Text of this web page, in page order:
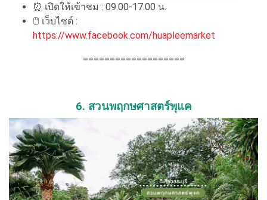
⏰ เปิดให้เข้าชม : 09.00-17.00 น.
🖱 เว็บไซต์ :
https://www.facebook.com/huapleemarket
===================
6. สวนพฤกษศาสตร์พุแค